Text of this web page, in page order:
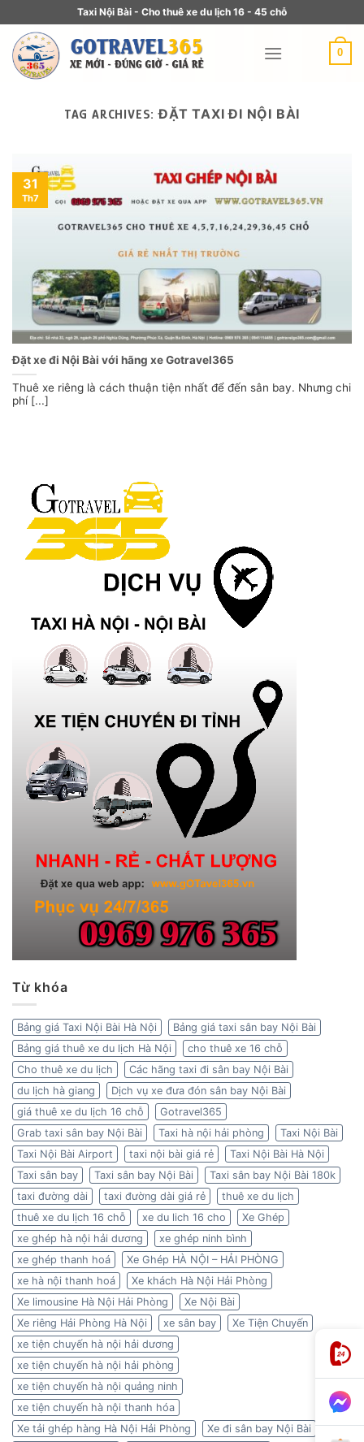
Taxi Nội Bài - Cho thuê xe du lịch 16 - 45 chỗ
0
TAG ARCHIVES:ĐẶT TAXI ĐI NỘI BÀI
Đặt xe đi Nội Bài với hãng xe Gotravel365
Thuê xe riêng là cách thuận tiện nhất để đến sân bay. Nhưng chi
phí [...]
31
Th7
Từ khóa
Bảng giá Taxi Nội Bài Hà Nội
Bảng giá taxi sân bay Nội Bài
Bảng giá thuê xe du lịch Hà Nội
cho thuê xe 16 chỗ
Cho thuê xe du lịch
Các hãng taxi đi sân bay Nội Bài
du lịch hà giang
Dịch vụ xe đưa đón sân bay Nội Bài
giá thuê xe du lịch 16 chỗ
Gotravel365
Grab taxi sân bay Nội Bài
Taxi hà nội hải phòng
Taxi Nội Bài
Taxi Nội Bài Airport
taxi nội bài giá rẻ
Taxi Nội Bài Hà Nội
Taxi sân bay
Taxi sân bay Nội Bài
Taxi sân bay Nội Bài 180k
taxi đường dài
taxi đường dài giá rẻ
thuê xe du lịch
thuê xe du lịch 16 chỗ
xe du lich 16 cho
Xe Ghép
xe ghép hà nội hải dương
xe ghép ninh bình
xe ghép thanh hoá
Xe Ghép HÀ NỘI – HẢI PHÒNG
xe hà nội thanh hoá
Xe khách Hà Nội Hải Phòng
Xe limousine Hà Nội Hải Phòng
Xe Nội Bài
Xe riêng Hải Phòng Hà Nội
xe sân bay
Xe Tiện Chuyến
xe tiện chuyến hà nội hải dương
xe tiện chuyến hà nội hải phòng
xe tiện chuyến hà nội quảng ninh
xe tiện chuyến hà nội thanh hóa
Xe tải ghép hàng Hà Nội Hải Phòng
Xe đi sân bay Nội Bài